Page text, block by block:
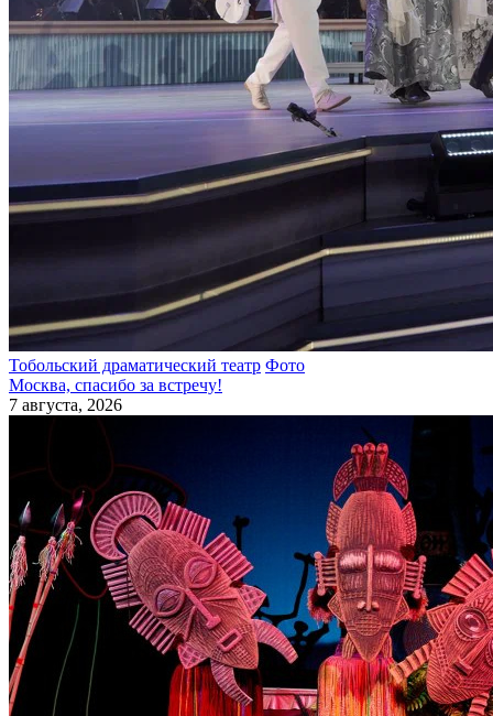
Тобольский драматический театр Фото
Москва, спасибо за встречу!
7 августа, 2026